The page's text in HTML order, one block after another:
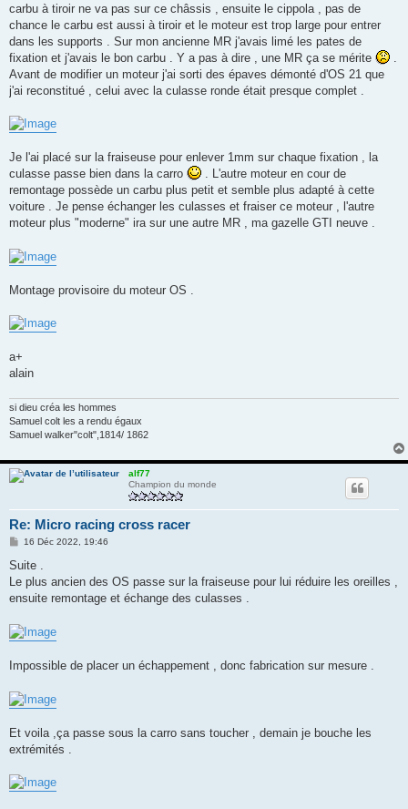
carbu à tiroir ne va pas sur ce châssis , ensuite le cippola , pas de
chance le carbu est aussi à tiroir et le moteur est trop large pour entrer
dans les supports . Sur mon ancienne MR j'avais limé les pates de
fixation et j'avais le bon carbu . Y a pas à dire , une MR ça se mérite
Avant de modifier un moteur j'ai sorti des épaves démonté d'OS 21 que
j'ai reconstitué , celui avec la culasse ronde était presque complet .
Je l'ai placé sur la fraiseuse pour enlever 1mm sur chaque fixation , la
culasse passe bien dans la carro
. L'autre moteur en cour de
remontage possède un carbu plus petit et semble plus adapté à cette
voiture . Je pense échanger les culasses et fraiser ce moteur , l'autre
moteur plus "moderne" ira sur une autre MR , ma gazelle GTI neuve .
Montage provisoire du moteur OS .
a+
alain
si dieu créa les hommes
Samuel colt les a rendu égaux
Samuel walker"colt",1814/ 1862
alf77
Champion du monde
Re: Micro racing cross racer
M
s
a
g
16 Déc 2022, 19:46
Suite .
Le plus ancien des OS passe sur la fraiseuse pour lui réduire les oreilles ,
ensuite remontage et échange des culasses .
Impossible de placer un échappement , donc fabrication sur mesure .
Et voila ,ça passe sous la carro sans toucher , demain je bouche les
extrémités .